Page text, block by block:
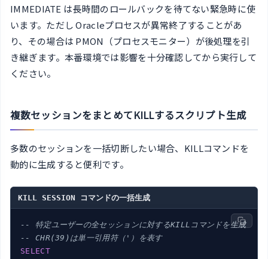
IMMEDIATE は長時間のロールバックを待てない緊急時に使
います。ただし Oracleプロセスが異常終了することがあ
り、その場合は PMON（プロセスモニター）が後処理を引
き継ぎます。本番環境では影響を十分確認してから実行して
ください。
複数セッションをまとめてKILLするスクリプト生成
多数のセッションを一括切断したい場合、KILLコマンドを
動的に生成すると便利です。
KILL SESSION コマンドの一括生成
-- 特定ユーザーの全セッションに対するKILLコマンドを生成
-- CHR(39)は単一引用符（'）を表す
SELECT